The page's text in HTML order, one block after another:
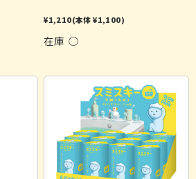
¥1,210(本体 ¥1,100)
在庫 ○